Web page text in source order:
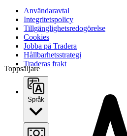
Toppsäljare
Användaravtal
Integritetspolicy
Tillgänglighetsredogörelse
Cookies
Jobba på Tradera
Hållbarhetsstrategi
Traderas frakt
Språk